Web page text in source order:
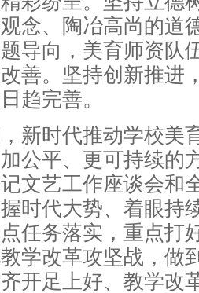
念、陶冶高尚的道
导向，美育师资队
善。坚持创新推进
趋完善。
时代推动学校美
公平、更可持续的
文艺工作座谈会和
时代大势、着眼持
任务落实，重点打
学改革攻坚战，做
开足上好、教学改